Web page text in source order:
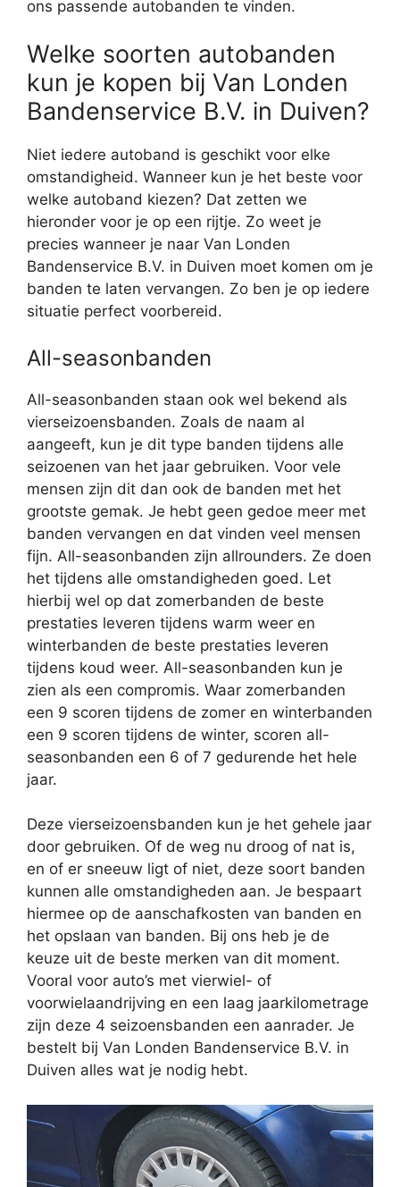
ons passende autobanden te vinden.
Welke soorten autobanden
kun je kopen bij Van Londen
Bandenservice B.V. in Duiven?
Niet iedere autoband is geschikt voor elke
omstandigheid. Wanneer kun je het beste voor
welke autoband kiezen? Dat zetten we
hieronder voor je op een rijtje. Zo weet je
precies wanneer je naar Van Londen
Bandenservice B.V. in Duiven moet komen om je
banden te laten vervangen. Zo ben je op iedere
situatie perfect voorbereid.
All-seasonbanden
All-seasonbanden staan ook wel bekend als
vierseizoensbanden. Zoals de naam al
aangeeft, kun je dit type banden tijdens alle
seizoenen van het jaar gebruiken. Voor vele
mensen zijn dit dan ook de banden met het
grootste gemak. Je hebt geen gedoe meer met
banden vervangen en dat vinden veel mensen
fijn. All-seasonbanden zijn allrounders. Ze doen
het tijdens alle omstandigheden goed. Let
hierbij wel op dat zomerbanden de beste
prestaties leveren tijdens warm weer en
winterbanden de beste prestaties leveren
tijdens koud weer. All-seasonbanden kun je
zien als een compromis. Waar zomerbanden
een 9 scoren tijdens de zomer en winterbanden
een 9 scoren tijdens de winter, scoren all-
seasonbanden een 6 of 7 gedurende het hele
jaar.
Deze vierseizoensbanden kun je het gehele jaar
door gebruiken. Of de weg nu droog of nat is,
en of er sneeuw ligt of niet, deze soort banden
kunnen alle omstandigheden aan. Je bespaart
hiermee op de aanschafkosten van banden en
het opslaan van banden. Bij ons heb je de
keuze uit de beste merken van dit moment.
Vooral voor auto’s met vierwiel- of
voorwielaandrijving en een laag jaarkilometrage
zijn deze 4 seizoensbanden een aanrader. Je
bestelt bij Van Londen Bandenservice B.V. in
Duiven alles wat je nodig hebt.